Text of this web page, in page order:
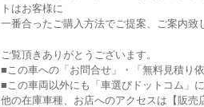
トはお客様に
一番合ったご購入方法でご提案、ご案内致
ご覧頂きありがとうございます。
■この車への「お問合せ」・「無料見積り
■この車両以外にも「車選びドットコム」
他の在庫車種、お店へのアクセスは【販売